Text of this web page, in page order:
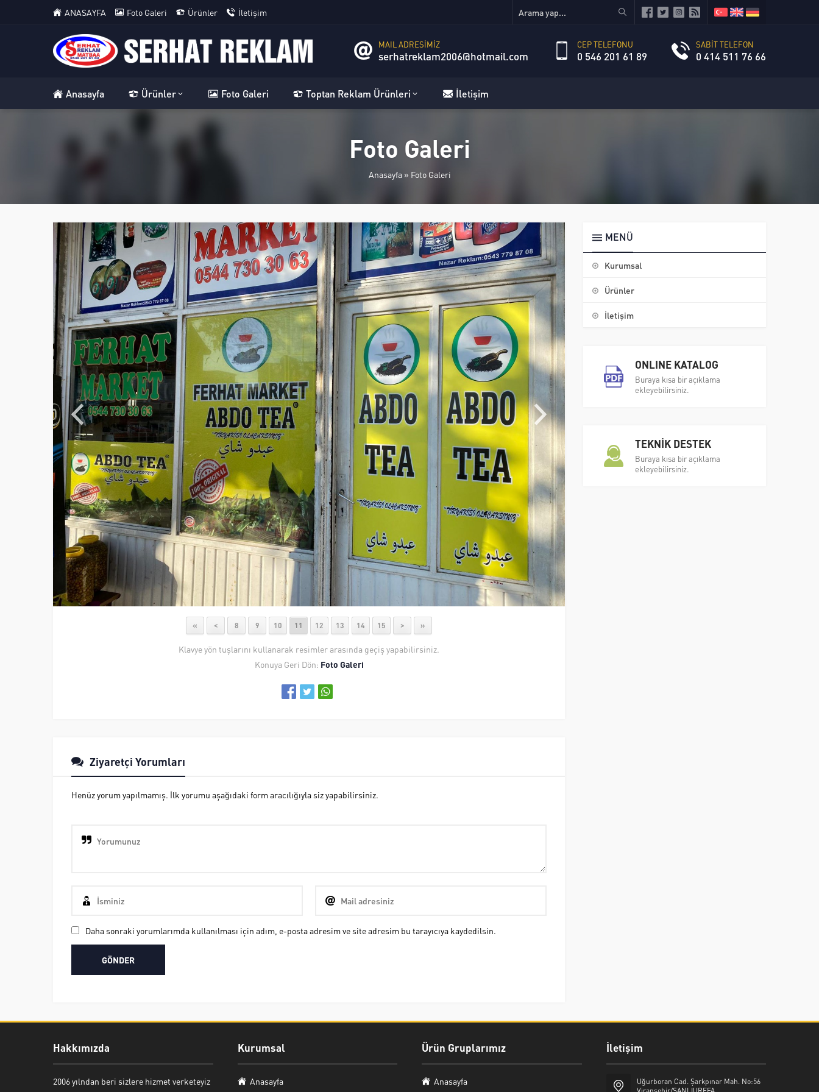
ANASAYFA Foto Galeri Ürünler İletişim
MAIL ADRESİMİZ
serhatreklam2006@hotmail.com
CEP TELEFONU
0 546 201 61 89
SABİT TELEFON
0 414 511 76 66
Anasayfa Ürünler Foto Galeri Toptan Reklam Ürünleri İletişim
Foto Galeri
Anasayfa» Foto Galeri
« < 8 9 10 11 12 13 14 15 > »
Klavye yön tuşlarını kullanarak resimler arasında geçiş yapabilirsiniz.
Konuya Geri Dön: Foto Galeri
Ziyaretçi Yorumları
Henüz yorum yapılmamış. İlk yorumu aşağıdaki form aracılığıyla siz yapabilirsiniz.
Daha sonraki yorumlarımda kullanılması için adım, e-posta adresim ve site adresim bu tarayıcıya kaydedilsin.
MENÜ
Kurumsal
Ürünler
İletişim
ONLINE KATALOG
Buraya kısa bir açıklama
ekleyebilirsiniz.
TEKNİK DESTEK
Buraya kısa bir açıklama
ekleyebilirsiniz.
Hakkımızda
2006 yılndan beri sizlere hizmet verketeyiz
Kurumsal
Anasayfa
Ürün Gruplarımız
Anasayfa
İletişim
Uğurboran Cad. Şarkpınar Mah. No:56